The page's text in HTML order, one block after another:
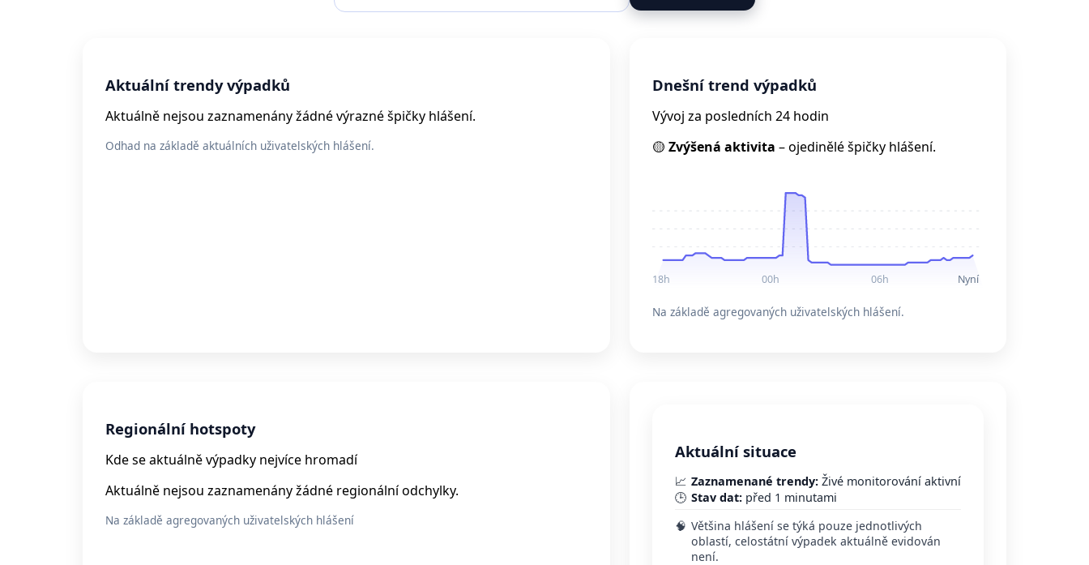
Aktuální trendy výpadků
Aktuálně nejsou zaznamenány žádné výrazné špičky hlášení.
Odhad na základě aktuálních uživatelských hlášení.
Dnešní trend výpadků
Vývoj za posledních 24 hodin
🟡 Zvýšená aktivita – ojedinělé špičky hlášení.
18h 00h 06h Nyní
Na základě agregovaných uživatelských hlášení.
Regionální hotspoty
Kde se aktuálně výpadky nejvíce hromadí
Aktuálně nejsou zaznamenány žádné regionální odchylky.
Na základě agregovaných uživatelských hlášení
Aktuální situace
📈 Zaznamenané trendy: Živé monitorování aktivní
🕒 Stav dat: před 1 minutami
🧠 Většina hlášení se týká pouze jednotlivých
oblastí, celostátní výpadek aktuálně evidován
není.